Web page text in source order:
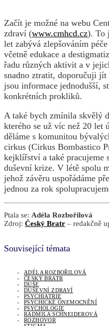
Začít je možné na webu
zdraví (www.cmhcd.cz). To
let zabývá zlepšováním
včetně edukace a
řadu různých aktivit a v
snadno ztratit, doporučuji
jsou informace jednodušší,
konkrétních prokliků.
A také bych zmínila skvělý
kterého se už víc než 20 let
děláme s komunitou
cirkus (Cirkus Bombastico
kejklířství a také pracujeme
duševní krize. V létě spolu
jehož závěru uspořádáme
jednou za rok
Ptala se: Adéla Rozbořilová
Zdroj: Český Bratr – redakčně
Související témata
ADÉLA ROZBOŘILOVÁ
ČESKÝ BRATR
DUŠE
DUŠEVNÍ ZDRAVÍ
PSYCHIATRIE
PSYCHICKÉ ONEMOCNĚNÍ
PSYCHOLOGIE
RADMILA SCHNEIDEROVÁ
ROZHOVOR